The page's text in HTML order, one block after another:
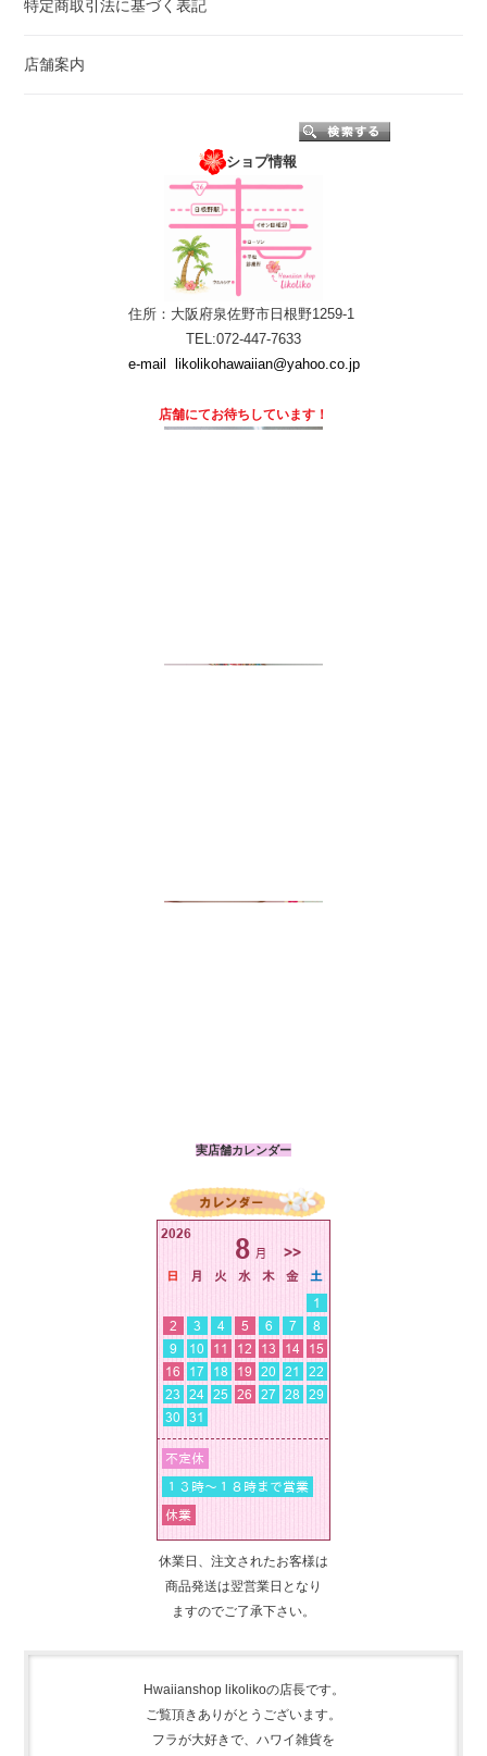
特定商取引法に基づく表記
店舗案内
ショプ情報
住所：大阪府泉佐野市日根野1259-1
TEL:072-447-7633
e-mail
likolikohawaiian@yahoo.co.jp
店舗にてお待ちしています！
実店舗カレンダー
休業日、注文されたお客様は
商品発送は翌営業日となり
ますのでご了承下さい。
Hwaiianshop likolikoの店長です。
ご覧頂きありがとうございます。
フラが大好きで、 ハワイ雑貨を